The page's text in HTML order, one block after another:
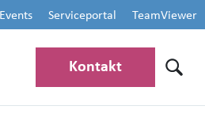
Events Serviceportal TeamViewer
Kontakt